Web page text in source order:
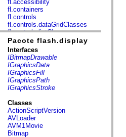
fl.accessibility
fl.containers
fl.controls
fl.controls.dataGridClasses
fl.controls.listClasses
fl.controls.progressBarClasses
fl.core
fl.data
fl.display
fl.events
fl.ik
fl.lang
fl.livepreview
fl.managers
fl.motion
fl.motion.easing
fl.rsl
fl.text
Pacote flash.display
Interfaces
IBitmapDrawable
IGraphicsData
IGraphicsFill
IGraphicsPath
IGraphicsStroke
Classes
ActionScriptVersion
AVLoader
AVM1Movie
Bitmap